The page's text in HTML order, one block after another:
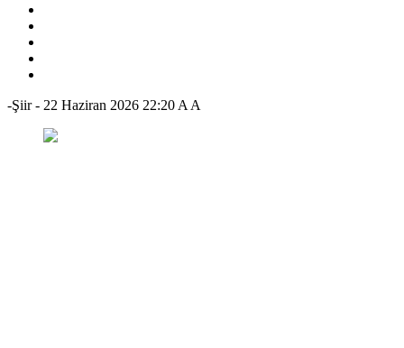
-Şiir- 22 Haziran 2026 22:20 A A